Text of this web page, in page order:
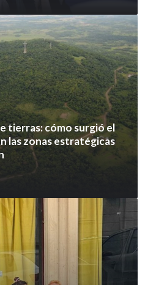
tierras: cómo surgió el
las zonas estratégicas